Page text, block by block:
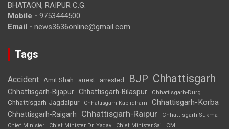
BHATAON, RAIPUR C.G.
Mobile - 9753444500
Email - news3636online@gmail.com
Tags
Accident Amit Shah arrest arrested BJP Chhattisgarh
Chhattisgarh-Bijapur Chhattisgarh-Bilaspur Chhattisgarh-Durg
Chhattisgarh-Jagdalpur Chhattisgarh-Kabirdham Chhattisgarh-Korba
Chhattisgarh-Raigarh Chhattisgarh-Raipur
Chhattisgarh-Sukma
Chief Minister
Chief Minister Dr. Yadav Chief Minister Sai CM